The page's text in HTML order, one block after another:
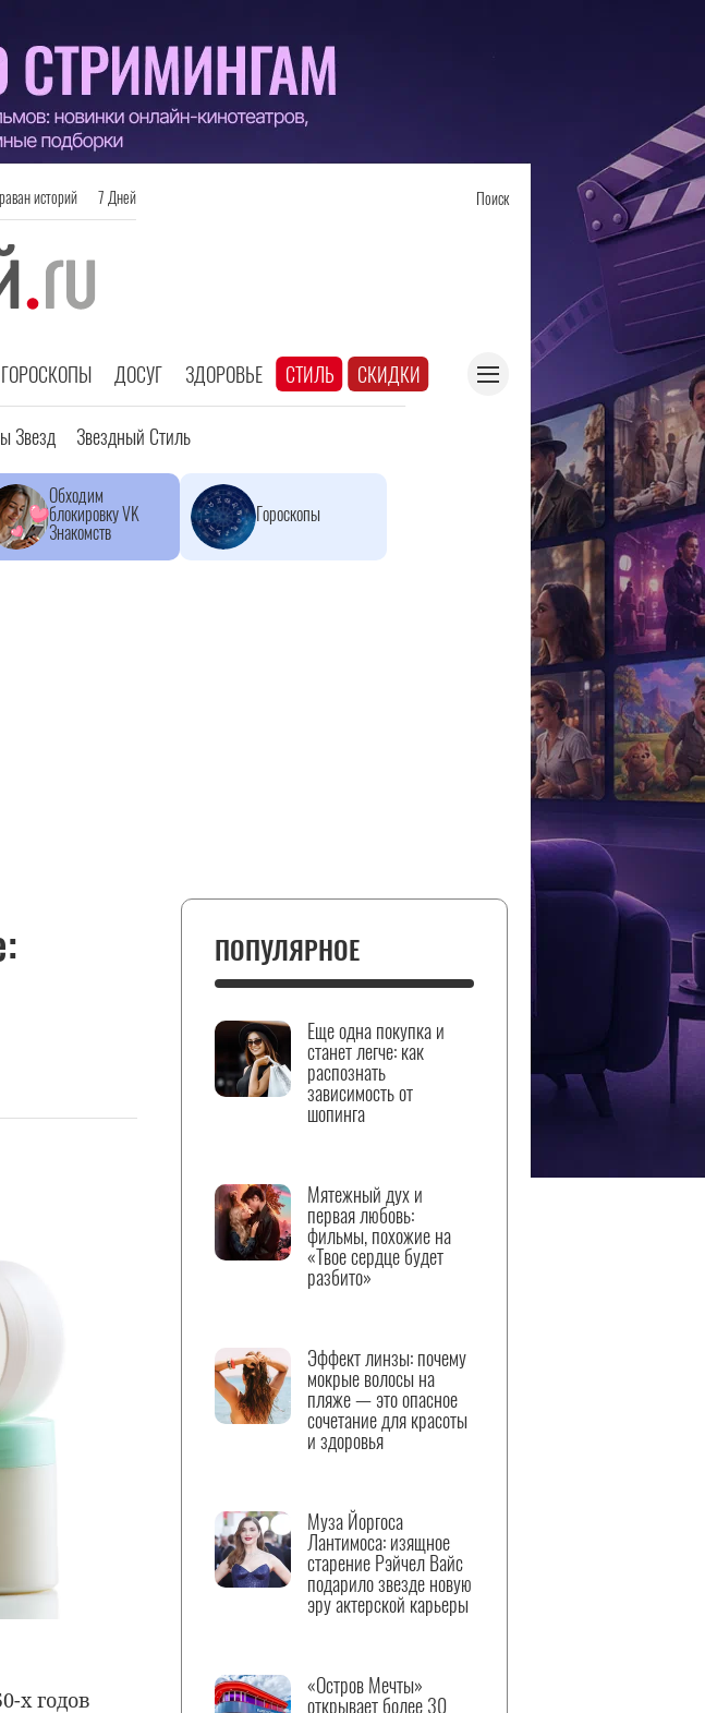
историй 7 Дней Поиск
ГОРОСКОПЫ ДОСУГ ЗДОРОВЬЕ СТИЛЬ СКИДКИ
Звезд Звездный Стиль
Обходим
блокировку VK
Знакомств
Гороскопы
х годов
ПОПУЛЯРНОЕ
Еще одна покупка и
станет легче: как
распознать
зависимость от
шопинга
Мятежный дух и
первая любовь:
фильмы, похожие на
«Твое сердце будет
разбито»
Эффект линзы: почему
мокрые волосы на
пляже — это опасное
сочетание для красоты
и здоровья
Муза Йоргоса
Лантимоса: изящное
старение Рэйчел Вайс
подарило звезде новую
эру актерской карьеры
«Остров Мечты»
открывает более 30